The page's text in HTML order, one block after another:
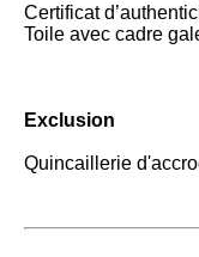
Certificat
Toile avec cadre
Exclusion
Quincaillerie